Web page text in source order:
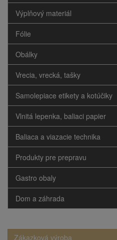
Výplňový materiál
Fólie
Obálky
Vrecia, vrecká, tašky
Samolepiace etikety a kotúčiky
Vlnitá lepenka, baliaci papier
Baliaca a viazacie technika
Produkty pre prepravu
Gastro obaly
Dom a záhrada
Zákazková výroba